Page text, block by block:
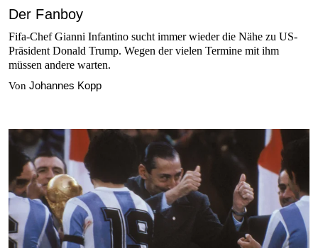
Der Fanboy
Fifa-Chef Gianni Infantino sucht immer wieder die Nähe zu US-
Präsident Donald Trump. Wegen der vielen Termine mit ihm
müssen andere warten.
Von Johannes Kopp